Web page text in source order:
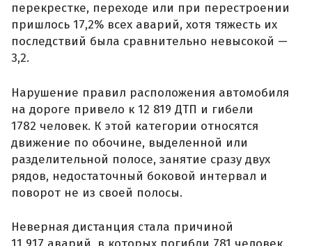
перекрестке, переходе или при перестроении
пришлось 17,2% всех аварий, хотя тяжесть их
последствий была сравнительно невысокой —
3,2.
Нарушение правил расположения автомобиля
на дороге привело к 12 819 ДТП и гибели
1782 человек. К этой категории относятся
движение по обочине, выделенной или
разделительной полосе, занятие сразу двух
рядов, недостаточный боковой интервал и
поворот не из своей полосы.
Неверная дистанция стала причиной